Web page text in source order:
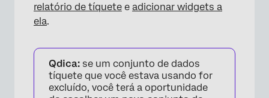
relatório de tíquete e adicionar widgets a
ela.
Qdica: se um conjunto de dados
tíquete que você estava usando for
excluído, você terá a oportunidade